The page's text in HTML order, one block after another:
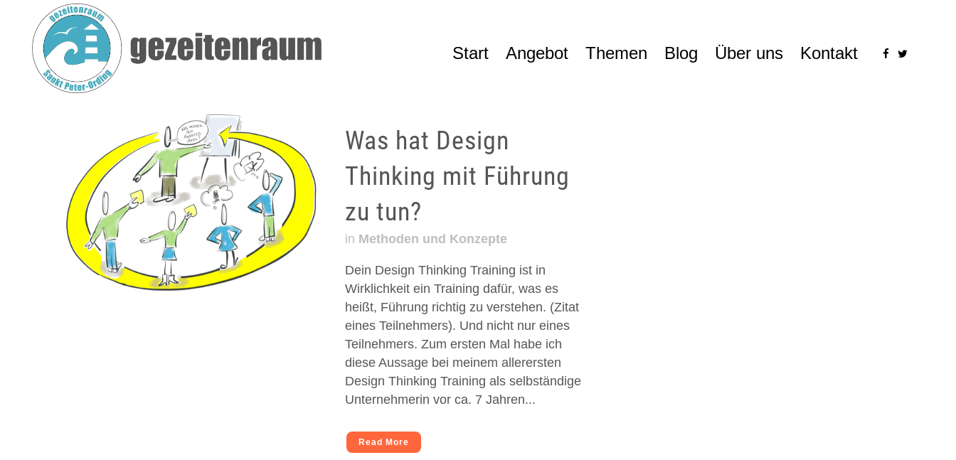
Start Angebot Themen Blog Über uns Kontakt
Was hat Design
Thinking mit Führung
zu tun?
in Methoden und Konzepte
Dein Design Thinking Training ist in
Wirklichkeit ein Training dafür, was es
heißt, Führung richtig zu verstehen. (Zitat
eines Teilnehmers). Und nicht nur eines
Teilnehmers. Zum ersten Mal habe ich
diese Aussage bei meinem allerersten
Design Thinking Training als selbständige
Unternehmerin vor ca. 7 Jahren...
Read More